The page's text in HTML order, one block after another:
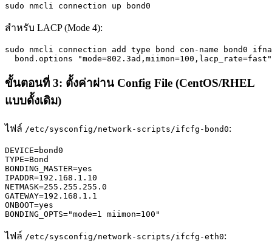
sudo nmcli connection up bond0
สำหรับ LACP (Mode 4):
sudo nmcli connection add type bond con-name bond0
  bond.options "mode=802.3ad,miimon=100,lacp_rate=fast"
ขั้นตอนที่ 3: ตั้งค่าผ่าน Config File (CentOS/RHEL
แบบดั้งเดิม)
ไฟล์ /etc/sysconfig/network-scripts/ifcfg-bond0:
DEVICE=bond0
TYPE=Bond
BONDING_MASTER=yes
IPADDR=192.168.1.10
NETMASK=255.255.255.0
GATEWAY=192.168.1.1
ONBOOT=yes
BONDING_OPTS="mode=1 miimon=100"
ไฟล์ /etc/sysconfig/network-scripts/ifcfg-eth0: